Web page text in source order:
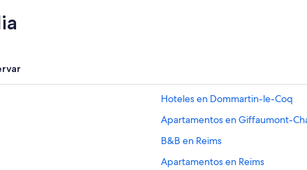
Hoteles en Dommartin-le-Coq
Apartamentos en Giffaumont-
B&B en Reims
Apartamentos en Reims